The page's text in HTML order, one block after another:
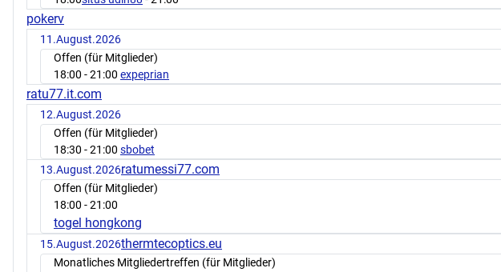
pokerv
11.August.2026
Offen (für Mitglieder)
18:00 - 21:00 expeprian
ratu77.it.com
12.August.2026
Offen (für Mitglieder)
18:30 - 21:00 sbobet
13.August.2026ratumessi77.com
Offen (für Mitglieder)
18:00 - 21:00
togel hongkong
15.August.2026thermtecoptics.eu
Monatliches Mitgliedertreffen (für Mitglieder)